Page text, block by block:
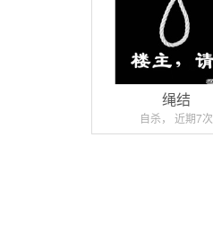
绳结
自杀， 近期7次